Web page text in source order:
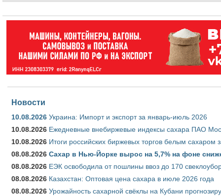
Новости
10.08.2026 Украина: Импорт и экспорт за январь-июль 2026
10.08.2026 Ежедневные внебиржевые индексы сахара ПАО
10.08.2026 Итоги российских биржевых торгов белым сахаром
08.08.2026 Сахар в Нью-Йорке вырос на 5,7% на фоне
08.08.2026 ЕЭК освободила от пошлины ввоз до 170
08.08.2026 Казахстан: Оптовая цена сахара в июле 2026 года
08.08.2026 Урожайность сахарной свёклы на Кубани